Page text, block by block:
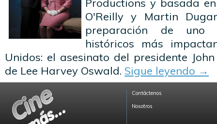
Productions y basada
O'Reilly y Martin
preparación de uno
históricos más
Unidos: el asesinato del presidente
de Lee Harvey Oswald. Sigue leyendo →
Contáctenos
Nosotros